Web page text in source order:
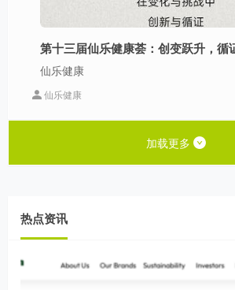
仙乐健康
仙乐健康
加载更多
热点资讯